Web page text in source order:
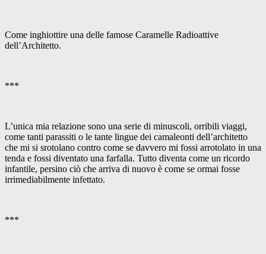
Come inghiottire una delle famose Caramelle Radioattive
dell’Architetto.
***
L’unica mia relazione sono una serie di minuscoli, orribili viaggi,
come tanti parassiti o le tante lingue dei camaleonti dell’architetto
che mi si srotolano contro come se davvero mi fossi arrotolato in una
tenda e fossi diventato una farfalla. Tutto diventa come un ricordo
infantile, persino ciò che arriva di nuovo è come se ormai fosse
irrimediabilmente infettato.
***